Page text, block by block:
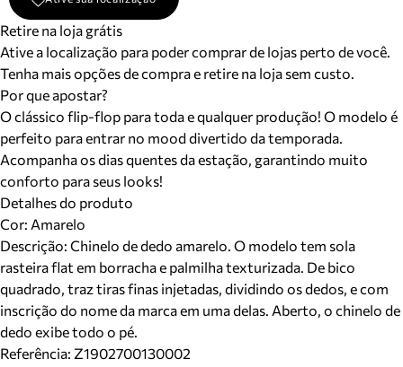
Retire na loja grátis
Ative a localização para poder comprar de lojas perto de você.
Tenha mais opções de compra e retire na loja sem custo.
Por que apostar?
O clássico flip-flop para toda e qualquer produção! O modelo é
perfeito para entrar no mood divertido da temporada.
Acompanha os dias quentes da estação, garantindo muito
conforto para seus looks!
Detalhes do produto
Cor: Amarelo
Descrição: Chinelo de dedo amarelo. O modelo tem sola
rasteira flat em borracha e palmilha texturizada. De bico
quadrado, traz tiras finas injetadas, dividindo os dedos, e com
inscrição do nome da marca em uma delas. Aberto, o chinelo de
dedo exibe todo o pé.
Referência: Z1902700130002